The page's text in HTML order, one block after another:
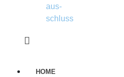
aus­
schluss
HOME